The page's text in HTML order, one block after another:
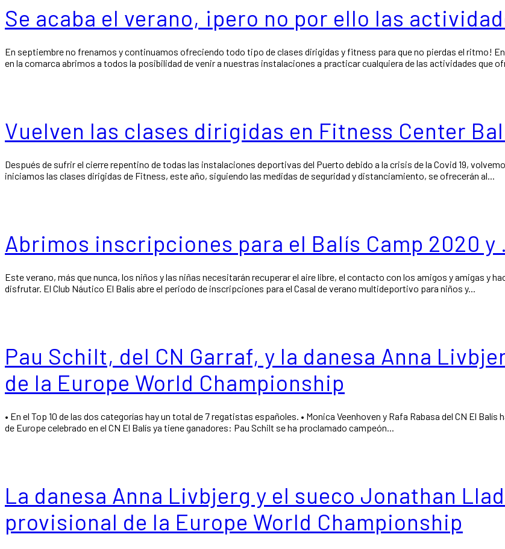
Se acaba el verano, ¡pero no por ello las
En septiembre no frenamos y continuamos ofreciendo todo tipo de clases dirigidas y fitness para que no pierdas el ritmo!
en la comarca abrimos a todos la posibilidad de venir a nuestras instalaciones a practicar cualquiera de las actividades que
Vuelven las clases dirigidas en Fitness Center
Después de sufrir el cierre repentino de todas las instalaciones deportivas del Puerto debido a la crisis de la Covid 19,
iniciamos las clases dirigidas de Fitness, este año, siguiendo las medidas de seguridad y distanciamiento, se ofrecerán al...
Abrimos inscripciones para el Balís Camp 2020
Este verano, más que nunca, los niños y las niñas necesitarán recuperar el aire libre, el contacto con los amigos y amigas y
disfrutar. El Club Náutico El Balís abre el periodo de inscripciones para el Casal de verano multideportivo para niños y...
Pau Schilt, del CN Garraf, y la danesa Anna
de la Europe World Championship
• En el Top 10 de las dos categorías hay un total de 7 regatistas españoles. • Monica Veenhoven y Rafa Rabasa del CN El
de Europe celebrado en el CN El Balís ya tiene ganadores: Pau Schilt se ha proclamado campeón...
La danesa Anna Livbjerg y el sueco Jonathan
provisional de la Europe World Championship